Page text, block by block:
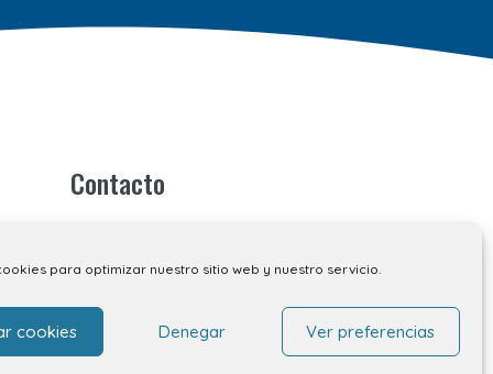
para optimizar nuestro sitio web y nuestro servicio.
cookies Denegar Ver preferencias
Contacto
Alquiler de locales
Tu opinión nos importa
Trabaja con nosotros